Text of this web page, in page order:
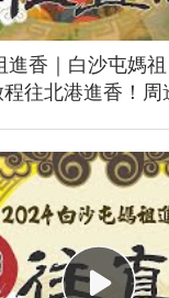
進香｜白沙屯媽
往北港進香！周